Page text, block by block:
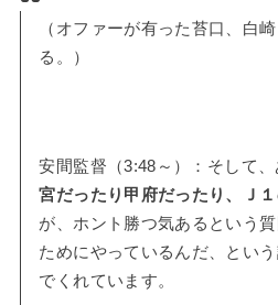
（オファーが有った苔口、白
る。）
安間監督（3:48～）：そして、
宮だったり甲府だったり、Ｊ
が、ホント勝つ気あるという
ためにやっているんだ、とい
でくれています。